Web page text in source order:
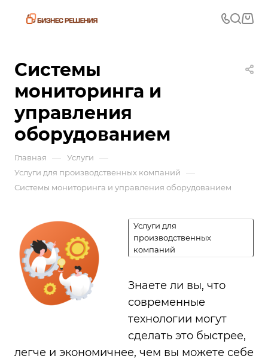
Системы
мониторинга и
управления
оборудованием
Главная — Услуги —
Услуги для производственных компаний —
Системы мониторинга и управления оборудованием
Услуги для
производственных
компаний
Знаете ли вы, что
современные
технологии могут
сделать это быстрее,
легче и экономичнее, чем вы можете себе